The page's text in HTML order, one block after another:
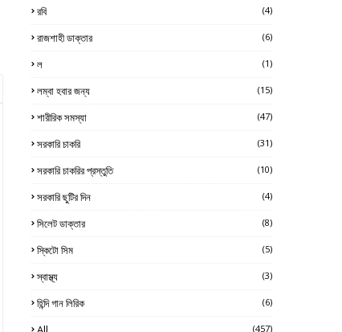
রবি (4)
রাজশাহী ডাক্তার (6)
ল (1)
লম্বা হবার জন্য (15)
শারীরিক সমস্যা (47)
সরকারি চাকরি (31)
সরকারি চাকরির প্রস্তুতি (10)
সরকারি ছুটির দিন (4)
সিলেট ডাক্তার (8)
স্কিটো সিম (5)
স্বাস্থ্য (3)
হিন্দি গান লিরিক (6)
(457)